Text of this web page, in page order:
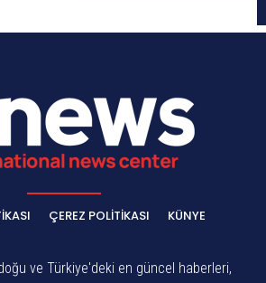
ÇEREZ POLITIKASI KÜNYE
ve Türkiye'deki en güncel haberleri,